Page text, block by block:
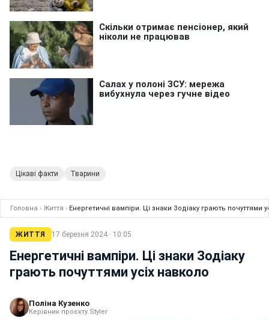
Цікаві факти Тварини
Головна › Життя › Енергетичні вампіри. Ці знаки Зодіаку грають почуттями
ЖИТТЯ 17 березня 2024 · 10:05
Енергетичні вампіри. Ці знаки Зодіаку
грають почуттями усіх навколо
Поліна Кузенко
Керівник проєкту Styler